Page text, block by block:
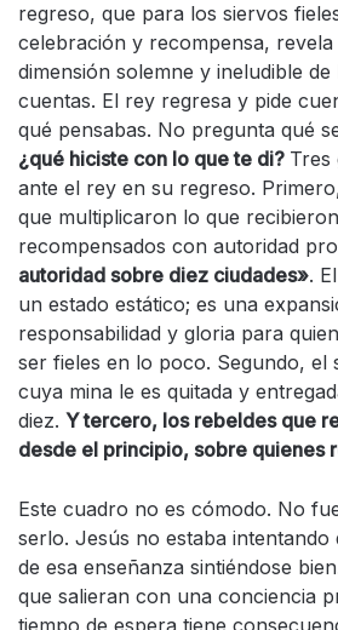
regreso, que para los siervos
celebración y recompensa, revela
dimensión solemne y ineludible
cuentas. El rey regresa y pide
qué pensabas. No pregunta qué
¿qué hiciste con lo que te di? Tres
ante el rey en su regreso.
que multiplicaron lo que
recompensados con autoridad
autoridad sobre diez ciudades».
un estado estático; es una
responsabilidad y gloria para
ser fieles en lo poco. Segundo, el
cuya mina le es quitada y
diez. Y tercero, los rebeldes que
desde el principio, sobre quienes
Este cuadro no es cómodo. No
serlo. Jesús no estaba intentando
de esa enseñanza sintiéndose
que salieran con una conciencia